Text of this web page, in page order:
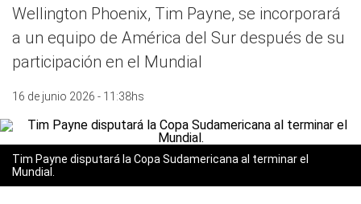
Wellington Phoenix, Tim Payne, se incorporará
a un equipo de América del Sur después de su
participación en el Mundial
16 de junio 2026 - 11:38hs
Tim Payne disputará la Copa Sudamericana al terminar el
Mundial.